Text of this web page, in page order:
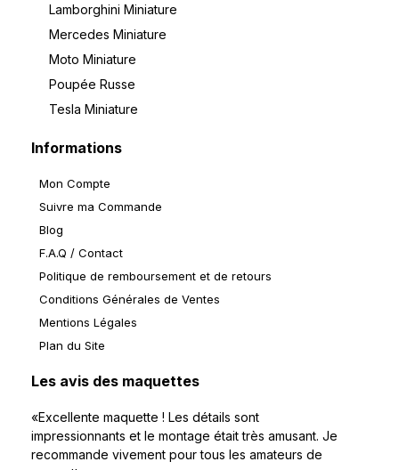
Lamborghini Miniature
Mercedes Miniature
Moto Miniature
Poupée Russe
Tesla Miniature
Informations
Mon Compte
Suivre ma Commande
Blog
F.A.Q / Contact
Politique de remboursement et de retours
Conditions Générales de Ventes
Mentions Légales
Plan du Site
Les avis des maquettes
«Excellente maquette ! Les détails sont
impressionnants et le montage était très amusant. Je
recommande vivement pour tous les amateurs de